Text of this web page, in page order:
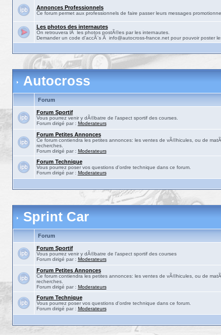
Annonces Professionnels
Ce forum permet aux professionnels de faire passer leurs messages
Les photos des internautes
On retrouvera lÃ les photos postÃ©es par les internautes.
Demander un code d'accÃ¨s Ã info@autocross-france.net pour pouvoir poster
Autocross
Forum
Forum Sportif
Vous pourrez venir y dÃ©batre de l'aspect sportif des courses.
Forum dirigé par : Moderateurs
Forum Petites Annonces
Ce forum contiendra les petites annonces: les ventes de vÃ©hicules, ou de
recherches.
Forum dirigé par : Moderateurs
Forum Technique
Vous pourrez poser vos questions d'ordre technique dans ce forum.
Forum dirigé par : Moderateurs
Sprint Car
Forum
Forum Sportif
Vous pourrez venir y dÃ©batre de l'aspect sportif des courses
Forum dirigé par : Moderateurs
Forum Petites Annonces
Ce forum contiendra les petites annonces: les ventes de vÃ©hicules, ou de
recherches.
Forum dirigé par : Moderateurs
Forum Technique
Vous pourrez poser vos questions d'ordre technique dans ce forum.
Forum dirigé par : Moderateurs